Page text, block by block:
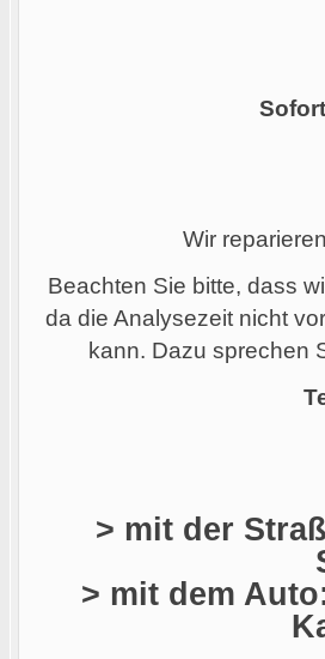
Wir
Beachten Sie bitte, dass
da die Analysezeit nicht
kann. Dazu sprechen
> mit der
> mit dem